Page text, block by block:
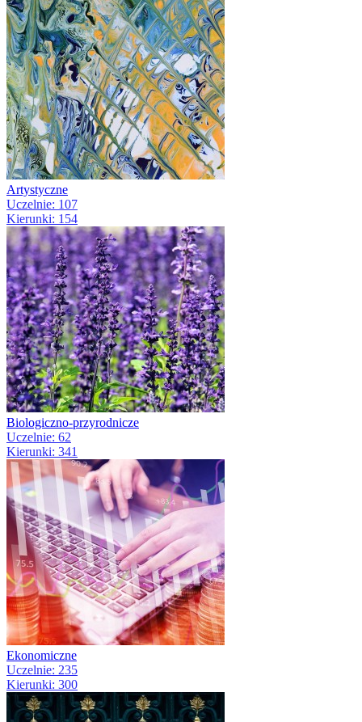
Artystyczne
Uczelnie: 107
Kierunki: 154
Biologiczno-przyrodnicze
Uczelnie: 62
Kierunki: 341
Ekonomiczne
Uczelnie: 235
Kierunki: 300